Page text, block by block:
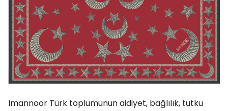
Imannoor Türk toplumunun aidiyet, bağlılık, tutku